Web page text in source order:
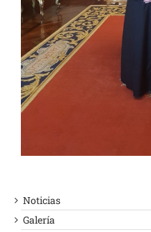
Noticias
Galería